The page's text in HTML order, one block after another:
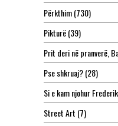
Përkthim(730)
Pikturë(39)
Prit deri në pranverë,
Pse shkruaj?(28)
Si e kam njohur
Street Art (7)